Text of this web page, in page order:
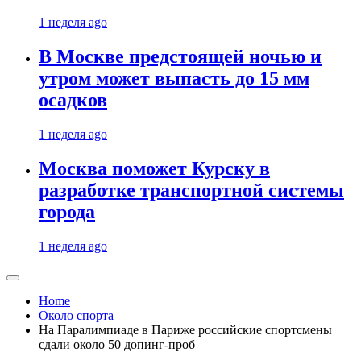
1 неделя ago
В Москве предстоящей ночью и
утром может выпасть до 15 мм
осадков
1 неделя ago
Москва поможет Курску в
разработке транспортной системы
города
1 неделя ago
Home
Около спорта
На Паралимпиаде в Париже российские спортсмены
сдали около 50 допинг-проб